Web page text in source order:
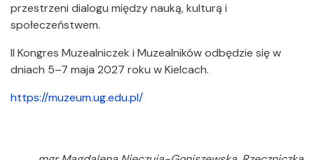
przestrzeni dialogu między nauką, kulturą i
społeczeństwem.
II Kongres Muzealniczek i Muzealników odbędzie się w
dniach 5–7 maja 2027 roku w Kielcach.
https://muzeum.ug.edu.pl/